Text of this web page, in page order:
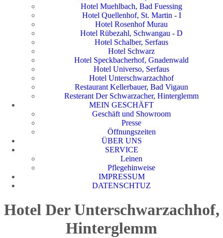
Hotel Muehlbach, Bad Fuessing
Hotel Quellenhof, St. Martin - I
Hotel Rosenhof Murau
Hotel Rübezahl, Schwangau - D
Hotel Schalber, Serfaus
Hotel Schwarz
Hotel Speckbacherhof, Gnadenwald
Hotel Universo, Serfaus
Hotel Unterschwarzachhof
Restaurant Kellerbauer, Bad Vigaun
Resterant Der Schwarzacher, Hinterglemm
MEIN GESCHÄFT
Geschäft und Showroom
Presse
Öffnungszeiten
ÜBER UNS
SERVICE
Leinen
Pflegehinweise
IMPRESSUM
DATENSCHTUZ
Hotel Der Unterschwarzachhof,
Hinterglemm